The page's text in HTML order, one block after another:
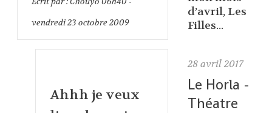
vendredi 23 octobre 2009
Ahhh je veux
d’avril, Les
Filles...
28 avril 2017
Le Horla -
Théatre